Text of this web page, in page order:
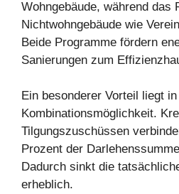
Wohngebäude, während das
Nichtwohngebäude wie
Beide Programme fördern
Sanierungen zum
Ein besonderer Vorteil liegt
Kombinationsmöglichkeit.
Tilgungszuschüssen
Prozent der
Dadurch sinkt die
erheblich.